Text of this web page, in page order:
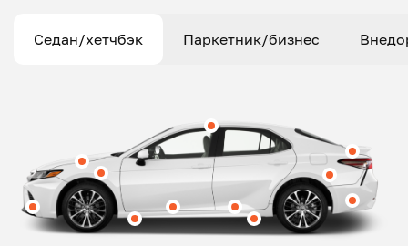
Седан/хетчбэк Паркетник/бизнес